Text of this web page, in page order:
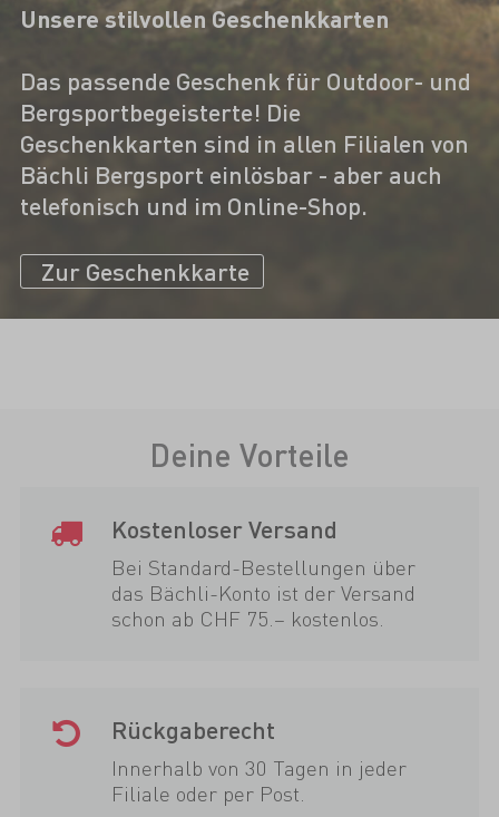
Unsere stilvollen Geschenkkarten
Das passende Geschenk für Outdoor- und
Bergsportbegeisterte! Die
Geschenkkarten sind in allen Filialen von
Bächli Bergsport einlösbar - aber auch
telefonisch und im Online-Shop.
Zur Geschenkkarte
Deine Vorteile
Kostenloser Versand
Bei Standard-Bestellungen über
das Bächli-Konto ist der Versand
schon ab CHF 75.– kostenlos.
Rückgaberecht
Innerhalb von 30 Tagen in jeder
Filiale oder per Post.